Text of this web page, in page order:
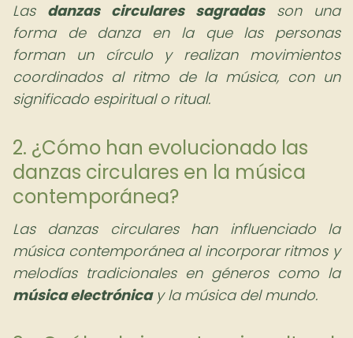
Las danzas circulares sagradasson una
forma de danza en la que las personas
forman un círculo y realizan movimientos
coordinados al ritmo de la música, con un
significado espiritual o ritual.
2. ¿Cómo han evolucionado las
danzas circulares en la música
contemporánea?
Las danzas circulares han influenciado la
música contemporánea al incorporar ritmos y
melodías tradicionales en géneros como la
música electrónicay la música del mundo.